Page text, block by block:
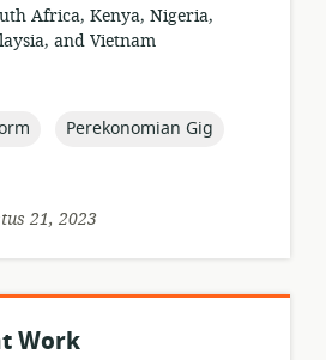
Africa, Kenya, Nigeria,
and Vietnam
topic:
Perekonomian Gig
21, 2023
Work